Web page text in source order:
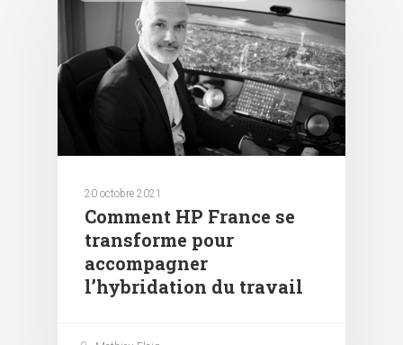
20 octobre 2021
Comment HP France se
transforme pour
accompagner
l’hybridation du travail